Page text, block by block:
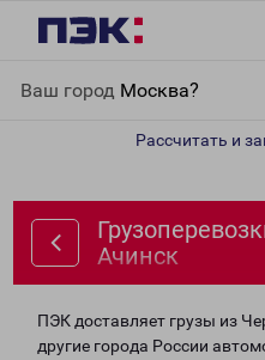
Ваш город Москва?
Рассчитать и
Ачинск
ПЭК доставляет грузы из
другие города России